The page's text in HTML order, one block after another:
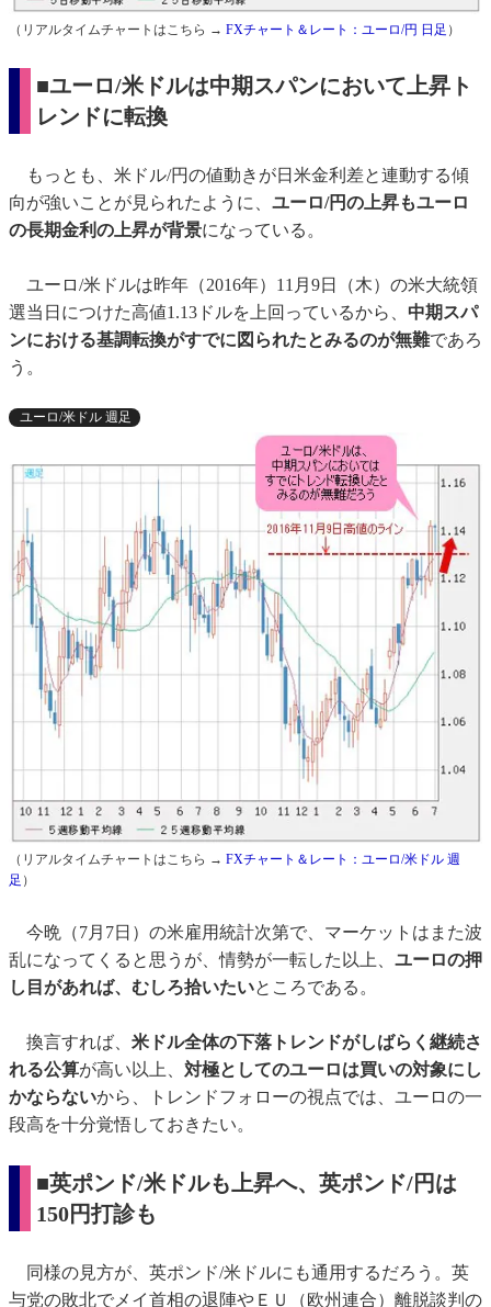
（リアルタイムチャートはこちら → FXチャート＆レート：ユーロ/円 日足 ）
■ユーロ/米ドルは中期スパンにおいて上昇ト
レンドに転換
もっとも、米ドル/円の値動きが日米金利差と連動する傾
向が強いことが見られたように、 ユーロ/円の上昇もユーロ
の長期金利の上昇が背景になっている。
ユーロ/米ドルは昨年（2016年）11月9日（木）の米大統領
選当日につけた高値1.13ドルを上回っているから、 中期スパ
ンにおける基調転換がすでに図られたとみるのが無難であろ
う。
ユーロ/米ドル 週足
（リアルタイムチャートはこちら → FXチャート＆レート：ユーロ/米ドル 週
足 ）
今晩（7月7日）の米雇用統計次第で、マーケットはまた波
乱になってくると思うが、情勢が一転した以上、 ユーロの押
し目があれば、むしろ拾いたいところである。
換言すれば、 米ドル全体の下落トレンドがしばらく継続さ
れる公算が高い以上、 対極としてのユーロは買いの対象にし
かならないから、トレンドフォローの視点では、ユーロの一
段高を十分覚悟しておきたい。
■英ポンド/米ドルも上昇へ、英ポンド/円は
150円打診も
同様の見方が、英ポンド/米ドルにも通用するだろう。英
与党の敗北でメイ首相の退陣やＥＵ（欧州連合）離脱談判の